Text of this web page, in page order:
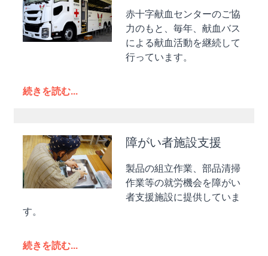
赤十字献血センターのご協
力のもと、毎年、献血バス
による献血活動を継続して
行っています。
続きを読む...
障がい者施設支援
製品の組立作業、部品清掃
作業等の就労機会を障がい
者支援施設に提供していま
す。
続きを読む...